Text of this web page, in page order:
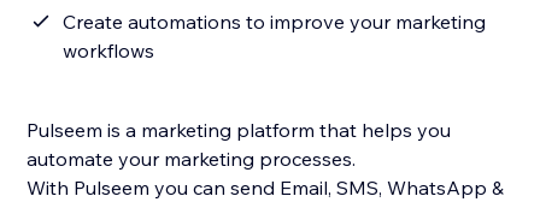
Create automations to improve your marketing
workflows
Pulseem is a marketing platform that helps you
automate your marketing processes.
With Pulseem you can send Email, SMS, WhatsApp &